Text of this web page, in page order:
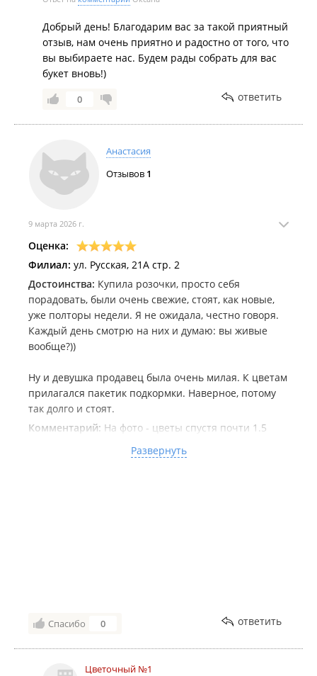
цветы — эти миниатюрные красные розочки станут
прекрасным выбором! 🌹✨
Добрый день! Благодарим вас за такой приятный
отзыв, нам очень приятно и радостно от того, что
вы выбираете нас. Будем рады собрать для вас
букет вновь!)
0 ответить
Анастасия
Отзывов 1
9 марта 2026 г.
Оценка:
Филиал: ул. Русская, 21А стр. 2
Достоинства: Купила розочки, просто себя
порадовать, были очень свежие, стоят, как новые,
уже полторы недели. Я не ожидала, честно говоря.
Каждый день смотрю на них и думаю: вы живые
вообще?))
Ну и девушка продавец была очень милая. К цветам
прилагался пакетик подкормки. Наверное, потому
так долго и стоят.
Комментарий: На фото - цветы спустя почти 1.5
Важно, что стояли не на солнце.
Развернуть
Спасибо 0 ответить
Цветочный №1